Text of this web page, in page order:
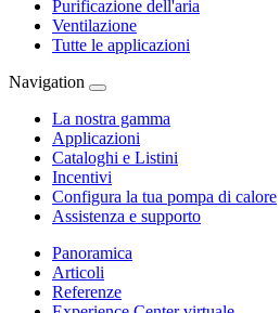
Purificazione dell'aria
Ventilazione
Tutte le applicazioni
Navigation
La nostra gamma
Applicazioni
Cataloghi e Listini
Incentivi
Configura la tua pompa di calore
Assistenza e supporto
Panoramica
Articoli
Referenze